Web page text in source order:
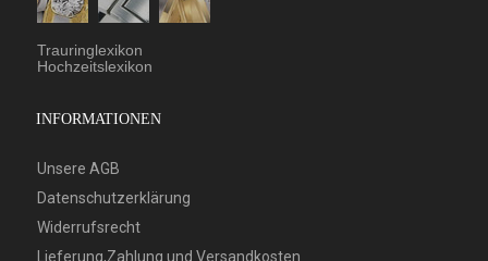
Trauringlexikon
Hochzeitslexikon
INFORMATIONEN
Unsere AGB
Datenschutzerklärung
Widerrufsrecht
Lieferung,Zahlung und Versandkosten